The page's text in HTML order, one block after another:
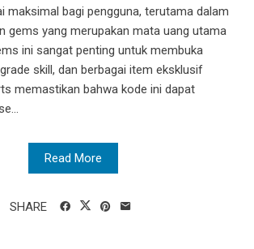
maksimal bagi pengguna, terutama dalam
gems yang merupakan mata uang utama
ini sangat penting untuk membuka
skill, dan berbagai item eksklusif
memastikan bahwa kode ini dapat
Read More
SHARE